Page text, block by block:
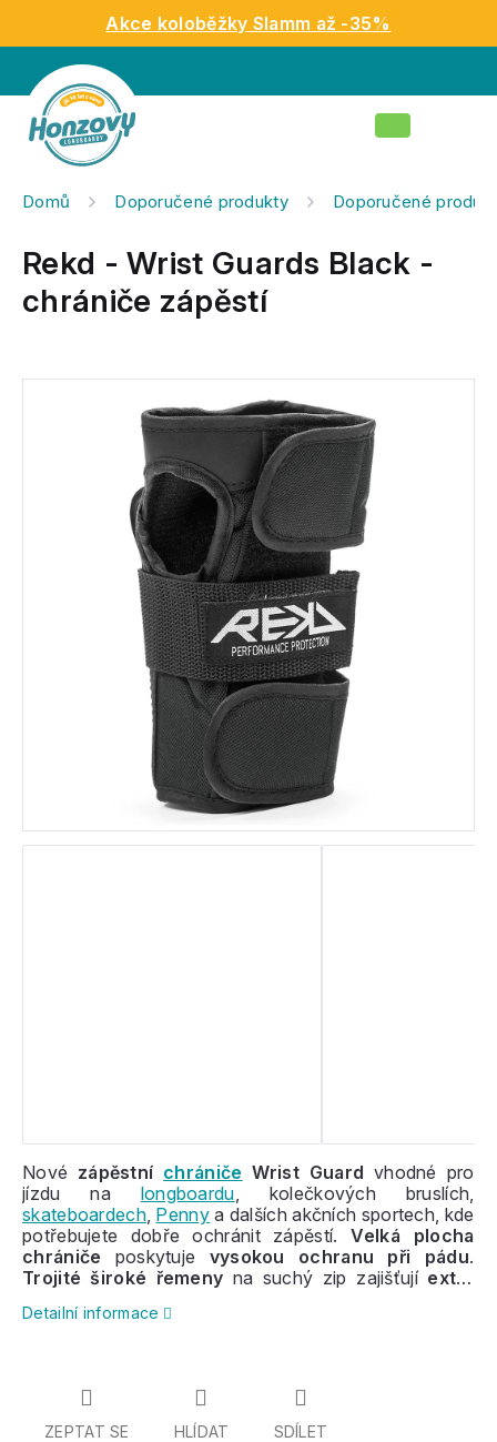
obsah
Akce koloběžky Slamm až -35%
Nákupní
Domů Doporučené produkty Doporučené
Rekd - Wrist Guards Black -
chrániče zápěstí
Nové zápěstní chrániče Wrist Guard vhodné pro
jízdu na longboardu, kolečkových bruslích,
skateboardech, Pennya dalších akčních sportech, kde
potřebujete dobře ochránit zápěstí. Velká plocha
chrániče poskytuje vysokou ochranu při pádu.
Trojité široké řemeny na suchý zip zajišťují extra
případném pádu. Díky nízké váze a ergonomii chrániče
Detailní informace
ZEPTAT SE HLÍDAT SDÍLET